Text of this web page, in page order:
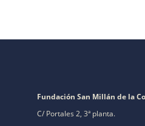
Fundación San Millán de la
C/ Portales 2, 3ª planta.